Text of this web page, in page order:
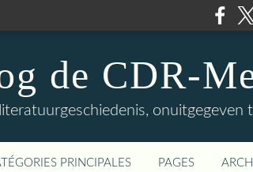
de CDR-
PRINCIPALES PAGES